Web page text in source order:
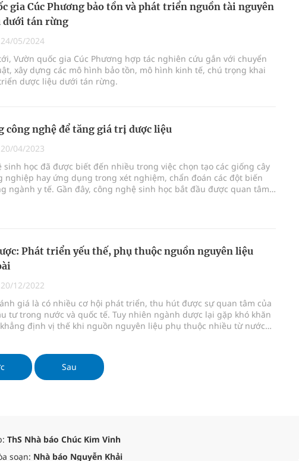
gia Cúc Phương bảo tồn và phát triển nguồn tài nguyên
dưới tán rừng
24/05/2024
Vườn quốc gia Cúc Phương hợp tác nghiên cứu gắn với chuyển
xây dựng các mô hình bảo tồn, mô hình kinh tế, chú trọng khai
dược liệu dưới tán rừng.
công nghệ để tăng giá trị dược liệu
20/04/2023
sinh học đã được biết đến nhiều trong việc chọn tạo các giống cây
nghiệp hay ứng dụng trong xét nghiệm, chẩn đoán các đột biến
ngành y tế. Gần đây, công nghệ sinh học bắt đầu được quan tâm
Phát triển yếu thế, phụ thuộc nguồn nguyên liệu
20/12/2022
giá là có nhiều cơ hội phát triển, thu hút được sự quan tâm của
tư trong nước và quốc tế. Tuy nhiên ngành dược lại gặp khó khăn
định vị thế khi nguồn nguyên liệu phụ thuộc nhiều từ nước
Sau
ThS Nhà báo Chúc Kim Vinh
soạn: Nhà báo Nguyễn Khải